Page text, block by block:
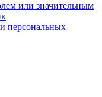
или значительным
персональных